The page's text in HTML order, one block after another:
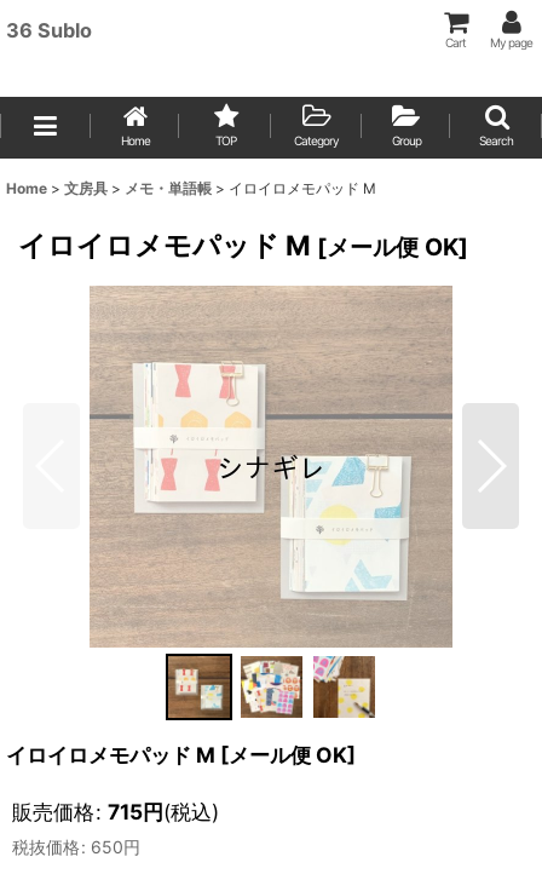
36 Sublo
Cart My page
Home TOP Category Group Search
Home > 文房具 > メモ・単語帳 > イロイロメモパッド M
イロイロメモパッド M [メール便 OK]
イロイロメモパッド M [メール便 OK]
販売価格: 715円(税込)
税抜価格: 650円